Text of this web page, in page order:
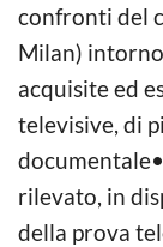
confronti del
Milan)
acquisite ed
televisive, di
documentale•
rilevato, in
della prova